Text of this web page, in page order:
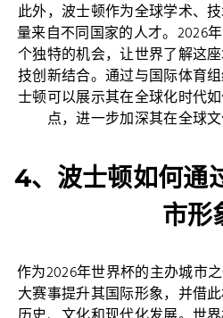
此外，波士顿作为全球学术、
量来自不同国家的人才。2026
个独特的机会，让世界了解这
技创新结合。通过与国际体育
士顿可以展示其在全球化时代
点，进一步加深其在全球
4、波士顿如何通
市形
作为2026年世界杯的主办城市
大赛事提升其国际形象，并借